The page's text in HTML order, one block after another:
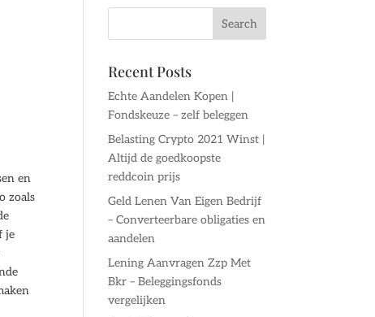
en
zoals
je
Recent Posts
Echte Aandelen Kopen |
Fondskeuze – zelf beleggen
Belasting Crypto 2021 Winst |
Altijd de goedkoopste
reddcoin prijs
Geld Lenen Van Eigen Bedrijf
– Converteerbare obligaties en
aandelen
Lening Aanvragen Zzp Met
Bkr – Beleggingsfonds
vergelijken